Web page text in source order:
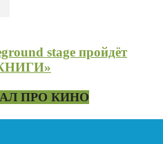
stage пройдёт
ПРО КИНО